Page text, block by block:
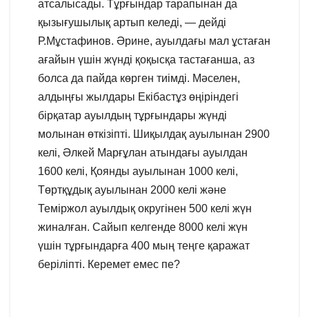
атсалысады. Тұрғындар тарапынан да
қызығушылық артып келеді, — дейді
Р.Мұстафинов. Әрине, ауылдағы мал ұстаған
ағайын үшін жүнді қоқысқа тастағанша, аз
болса да пайда көрген тиімді. Мәселен,
алдыңғы жылдары Екібастұз өңіріндегі
бірқатар ауылдың тұрғындары жүнді
молынан өткізіпті. Шиқылдақ ауылынан 2900
келі, Әлкей Марғұлан атындағы ауылдан
1600 келі, Қоянды ауылынан 1000 келі,
Төртқұдық ауылынан 2000 келі және
Теміржол ауылдық округінен 500 келі жүн
жиналған. Сайып келгенде 8000 келі жүн
үшін тұрғындарға 400 мың теңге қаражат
беріліпті. Керемет емес пе?